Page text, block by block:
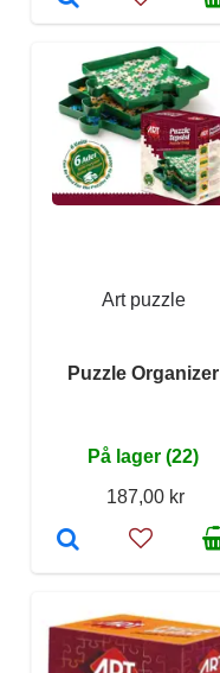
Art puzzle
Puzzle Organizer
På lager (22)
187,00 kr